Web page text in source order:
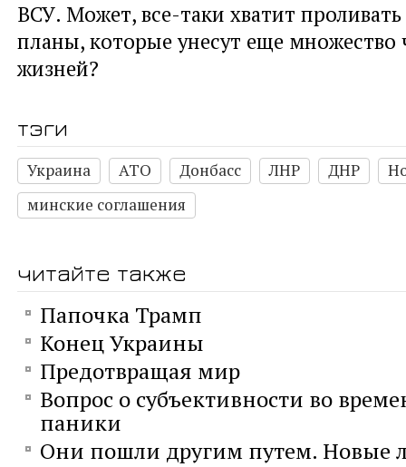
ВСУ. Может, все-таки хватит
планы, которые унесут еще множество
жизней?
тэги
Украина АТО Донбасс ЛНР ДНР
минские соглашения
читайте также
Папочка Трамп
Конец Украины
Предотвращая мир
Вопрос о субъективности во
паники
Они пошли другим путем. Новые